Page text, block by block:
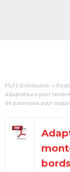
FGTI-Distribution >
Adaptateurs pour
de panneaux pour